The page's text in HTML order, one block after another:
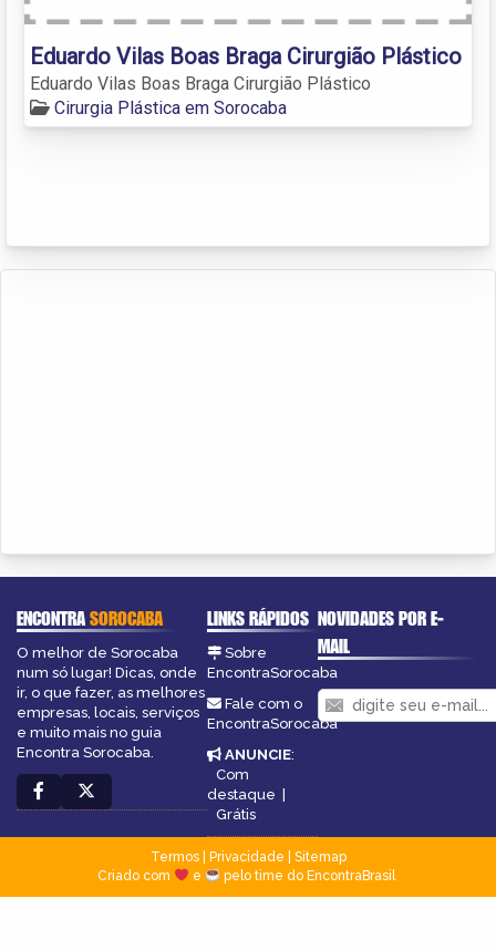
Eduardo Vilas Boas Braga Cirurgião Plástico
Eduardo Vilas Boas Braga Cirurgião Plástico
Cirurgia Plástica em Sorocaba
ENCONTRASOROCABA
O melhor de Sorocaba
num só lugar! Dicas, onde
ir, o que fazer, as melhores
empresas, locais, serviços
e muito mais no guia
Encontra Sorocaba.
LINKS RÁPIDOS
Sobre
EncontraSorocaba
Fale com o
EncontraSorocaba
ANUNCIE:
Com
destaque |
Grátis
NOVIDADES POR E-
MAIL
Termos| Privacidade
Sitemap
Criado com
e pelo time do EncontraBrasil